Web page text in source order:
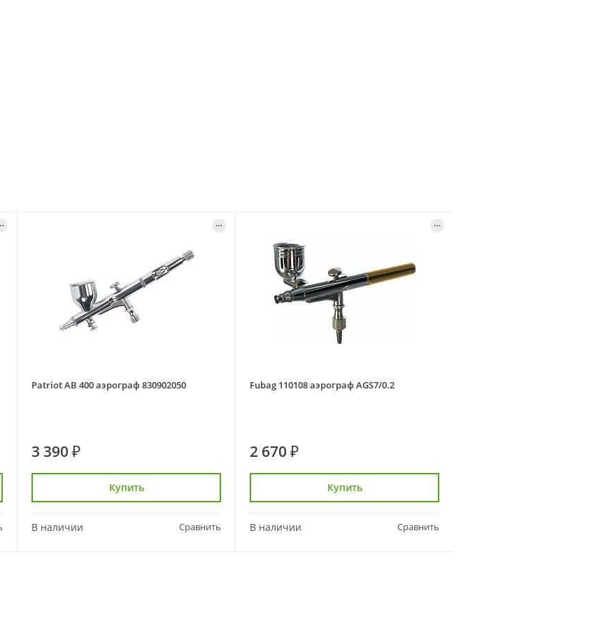
Patriot AB 400 аэрограф 830902050
3 390 ₽
Купить
В наличии Сравнить
Fubag 110108 аэрограф AGS7/0.2
2 670 ₽
Купить
В наличии Сравнить